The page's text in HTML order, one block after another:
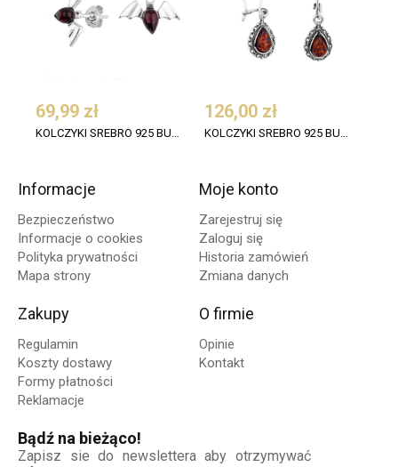
69,99 zł
KOLCZYKI SREBRO 925 BURSZTYN WIŚNIA NIETOPERZ
126,00 zł
KOLCZYKI SREBRO 925 BURSZTYN KONIAK WISZĄCE
Informacje
Bezpieczeństwo
Informacje o cookies
Polityka prywatności
Mapa strony
Moje konto
Zarejestruj się
Zaloguj się
Historia zamówień
Zmiana danych
Zakupy
Regulamin
Koszty dostawy
Formy płatności
Reklamacje
O firmie
Opinie
Kontakt
Bądź na bieżąco!
Zapisz sie do newslettera aby otrzymywać